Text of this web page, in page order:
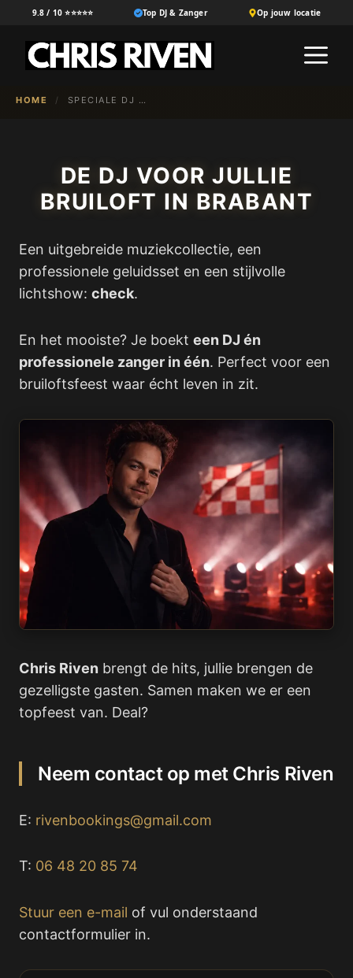
9.8 / 10 ⭐⭐⭐⭐⭐ Top DJ & Zanger Op jouw locatie
HOME / SPECIALE DJ VOOR EEN BRUILOFT IN BRABANT
DE DJ VOOR JULLIE
BRUILOFT IN BRABANT
Een uitgebreide muziekcollectie, een
professionele geluidsset en een stijlvolle
lichtshow: check.
En het mooiste? Je boekt een DJ én
professionele zanger in één. Perfect voor een
bruiloftsfeest waar écht leven in zit.
Chris Riven brengt de hits, jullie brengen de
gezelligste gasten. Samen maken we er een
topfeest van. Deal?
Neem contact op met Chris Riven
E: rivenbookings@gmail.com
T: 06 48 20 85 74
Stuur een e-mail of vul onderstaand
contactformulier in.